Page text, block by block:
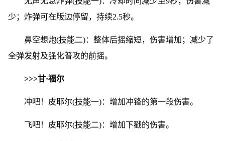
少；炸弹可在版边停留，持续2.5秒。
鼻空想炮(技能二)：整体后摇缩短，伤害增加；减少了
全弹发射及强化普攻的前摇。
>>>甘·福尔
冲吧！皮耶尔(技能一)：增加冲锋的第一段伤害。
飞吧！皮耶尔(技能二)：增加下戳的伤害。